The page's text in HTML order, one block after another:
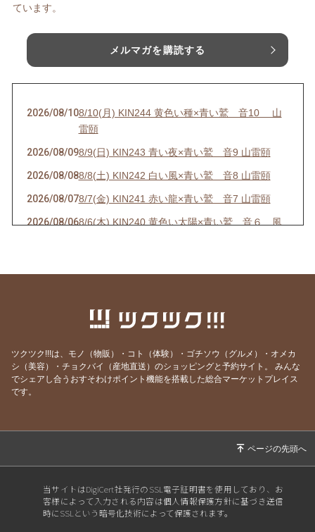
ています。
メルマガを購読する
2026/08/108/10(月) KIN244 黄色い種×青い鷲 音10 山
雷頤
2026/08/098/9(日) KIN243 青い夜×青い鷲 音9 山雷頤
2026/08/088/8(土) KIN242 白い風×青い鷲 音8 山雷頤
2026/08/078/7(金) KIN241 赤い龍×青い鷲 音7 山雷頤
2026/08/068/6(木) KIN240 黄色い太陽×青い鷲 音６ 風
7/31(金) KIN234 白い魔法使い×白い風 音13 水
雷屯
2026/07/30
7/30(木) KIN233 赤い空歩く人×白い風 音12 水
雷屯
2026/07/29 7/29(水) KIN232 黄色い人×白い風 音11
2026/07/277/27(月) KIN230 白い犬×白い風 音9 雷地予
2026/07/24 7/24(金) KIN227 青い手×白い風 音6 風雷益
ツクツク!!!は、モノ（物販）・コト（体験）・ゴチソウ（グルメ）・オメカ
シ（美容）・チョクバイ（産地直送）のショッピングと予約サイト。
みんな
でシェアし合うおすそわけポイント機能を搭載した総合マーケットプレイス
です。
当サイトはDigiCert社発行のSSL電子証明書を使用しており、お
客様によって入力される内容は個人情報保護方針に基づき送信
時にSSLという暗号化技術によって保護されます。